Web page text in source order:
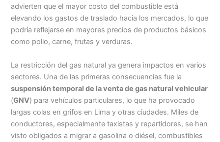
advierten que el mayor costo del combustible está
elevando los gastos de traslado hacia los mercados, lo que
podría reflejarse en mayores precios de productos básicos
como pollo, carne, frutas y verduras.
La restricción del gas natural ya genera impactos en varios
sectores. Una de las primeras consecuencias fue la
suspensión temporal de la venta de gas natural vehicular
(GNV) para vehículos particulares, lo que ha provocado
largas colas en grifos en Lima y otras ciudades. Miles de
conductores, especialmente taxistas y repartidores, se han
visto obligados a migrar a gasolina o diésel, combustibles